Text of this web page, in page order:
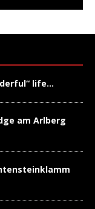
life…
am Arlberg